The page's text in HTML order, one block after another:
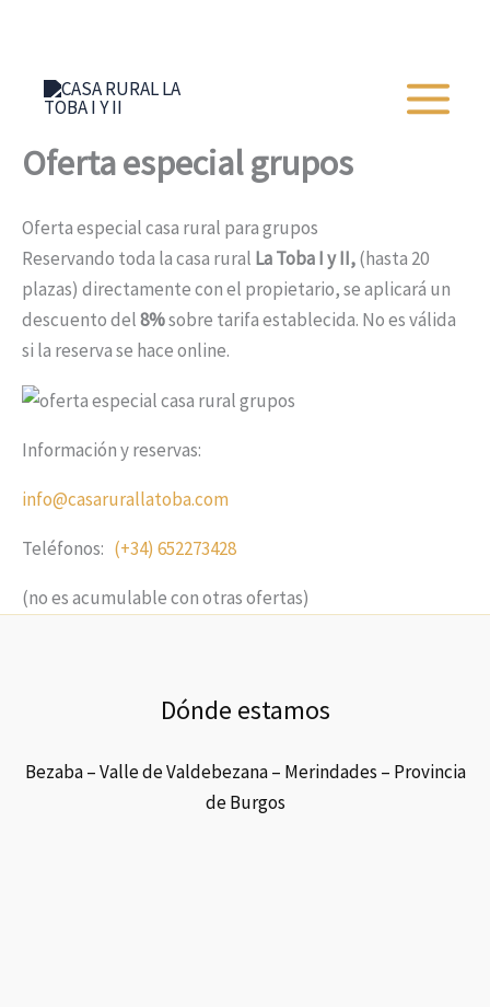
contenido
Oferta especial grupos
Oferta especial casa rural para grupos
Reservando toda la casa rural La Toba I y II,(hasta 20
plazas) directamente con el propietario, se aplicará un
descuento del8%sobre tarifa establecida. No es válida
si la reserva se hace online.
Información y reservas:
info@casarurallatoba.com
Teléfonos: (+34) 652273428
(no es acumulable con otras ofertas)
Dónde estamos
Bezaba – Valle de Valdebezana – Merindades – Provincia
de Burgos